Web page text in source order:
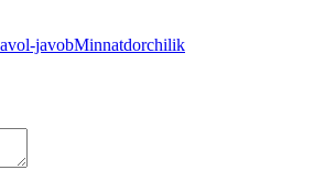
javobMinnatdorchilik